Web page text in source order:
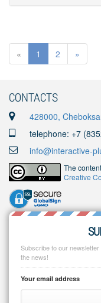
« 1 2 »
CONTACTS
428000,
telephone: +7
info@interactive-
The
Creative
Subscribe to our
the news!
Your email address